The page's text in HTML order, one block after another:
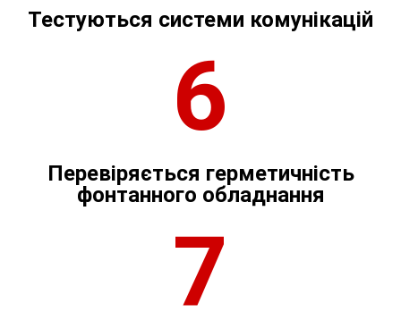
Тестуються системи комунікацій
6
Перевіряється герметичність
фонтанного обладнання
7